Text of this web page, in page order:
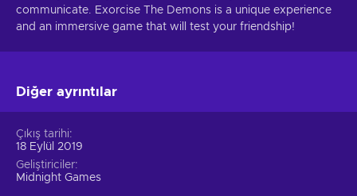
communicate. Exorcise The Demons is a unique experience
and an immersive game that will test your friendship!
Diğer ayrıntılar
Çıkış tarihi
18 Eylül 2019
Geliştiriciler
Midnight Games